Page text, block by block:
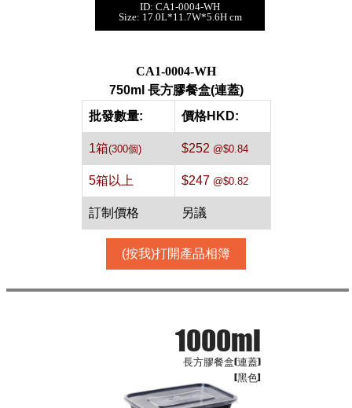
ID: CA1-0004-WH
Size: 17.0L*11.7W*5.6H cm
750ml 長方膠餐盒
(連蓋)[白色,300件]
CA1-0004-WH
750ml 長方膠餐盒(連蓋)
批發數量:
價格HKD:
1箱(300個) $252 @$0.84
5箱以上 $247 @$0.82
訂制價格 另議
(按我)打開產品相簿
1000ml
長方膠餐盒(連蓋)
[黑色]